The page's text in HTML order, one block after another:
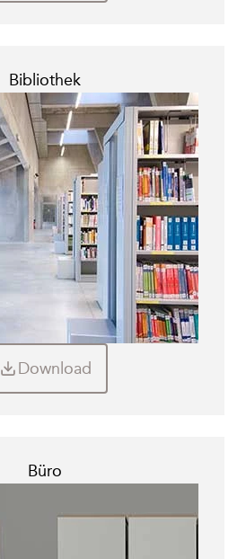
Bibliothek
Download
Büro